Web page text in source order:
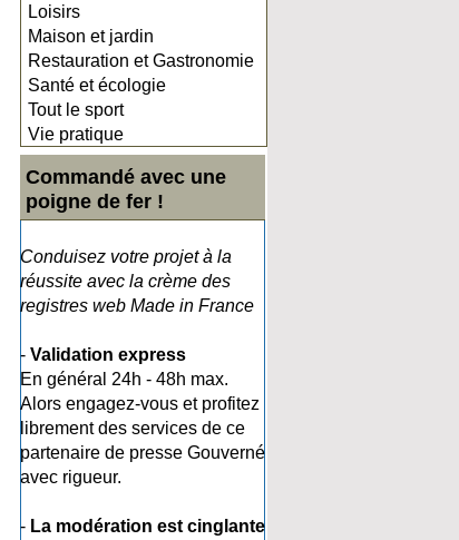
Loisirs
Maison et jardin
Restauration et Gastronomie
Santé et écologie
Tout le sport
Vie pratique
Commandé avec une
poigne de fer !
Conduisez votre projet à la
réussite avec la crème des
registres web Made in France
- Validation express
En général 24h - 48h max.
Alors engagez-vous et profitez
librement des services de ce
partenaire de presse Gouverné
avec rigueur.
- La modération est cinglante